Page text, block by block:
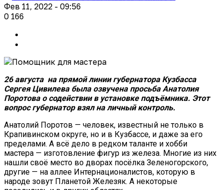
Фев 11, 2022 - 09:56
0 166
26 августа на прямой линии губернатора Кузбасса
Сергея Цивилева была озвучена просьба Анатолия
Поротова о содействии в установке подъёмника. Этот
вопрос губернатор взял на личный контроль.
Анатолий Поротов — человек, известный не только в
Крапивинском округе, но и в Кузбассе, и даже за его
пределами. А всё дело в редком таланте и хобби
мастера — изготовление фигур из железа. Многие из них
нашли своё место во дворах посёлка Зеленогорского,
другие — на аллее Интернационалистов, которую в
народе зовут Планетой Железяк. А некоторые